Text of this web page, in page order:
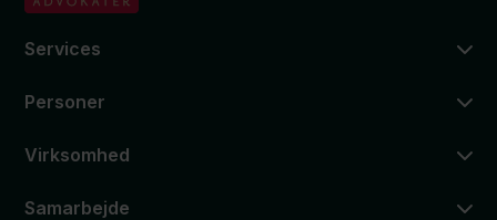
Services
Personer
Virksomhed
Samarbejde